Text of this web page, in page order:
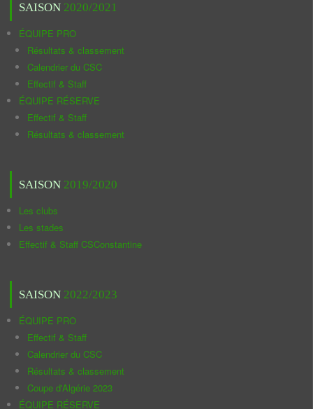
SAISON 2020/2021
ÉQUIPE PRO
Résultats & classement
Calendrier du CSC
Effectif & Staff
ÉQUIPE RÉSERVE
Effectif & Staff
Résultats & classement
SAISON 2019/2020
Les clubs
Les stades
Effectif & Staff CSConstantine
SAISON 2022/2023
ÉQUIPE PRO
Effectif & Staff
Calendrier du CSC
Résultats & classement
Coupe d'Algérie 2023
ÉQUIPE RÉSERVE